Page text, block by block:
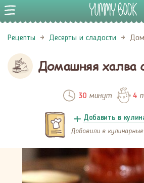
Рецепты Десерты и сладости
Домашняя халва
30минут 4
Добавить в
Добавили в кулинарные